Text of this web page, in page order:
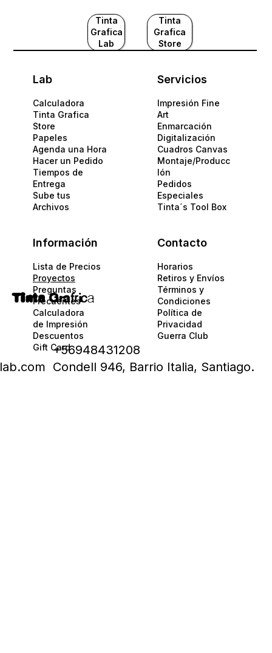
Tinta
Grafica
Lab
Tinta
Grafica
Store
Lab
Calculadora
Tinta Grafica
Store
Papeles​
Agenda una Hora
Hacer un Pedido
Tiempos de
Entrega
Sube tus
Archivos
Servicios
Impresión Fine
Art
Enmarcación
Digitalización
Cuadros Canvas
Montaje/Producc
Ión
Pedidos
Especiales
Tinta´s Tool Box
Información
Lista de Precios
Proyectos
Preguntas
Frecuentes
Calculadora
de Impresión
Descuentos
Gift Card
Contacto
Horarios
Retiros y Envíos
Términos y
Condiciones
Política de
Privacidad​​
Guerra Club
Tinta Grafrica
+56948431208
Condell 946, Barrio Italia, Santiago.